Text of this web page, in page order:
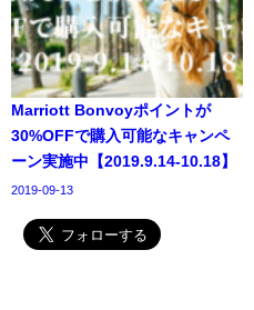
Marriott Bonvoyポイントが
30%OFFで購入可能なキャンペ
ーン実施中【2019.9.14-10.18】
2019-09-13